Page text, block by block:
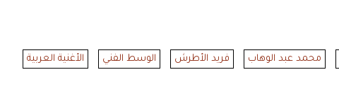
محمد عبد الوهاب فريد الأطرش الوسط الفني الأغنية العربية